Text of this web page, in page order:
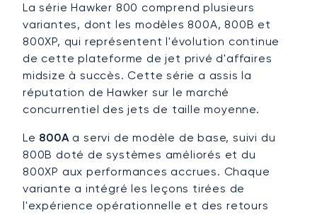
La série Hawker 800 comprend plusieurs
variantes, dont les modèles 800A, 800B et
800XP, qui représentent l'évolution continue
de cette plateforme de jet privé d'affaires
midsize à succès. Cette série a assis la
réputation de Hawker sur le marché
concurrentiel des jets de taille moyenne.
Le 800Aa servi de modèle de base, suivi du
800B doté de systèmes améliorés et du
800XP aux performances accrues. Chaque
variante a intégré les leçons tirées de
l'expérience opérationnelle et des retours